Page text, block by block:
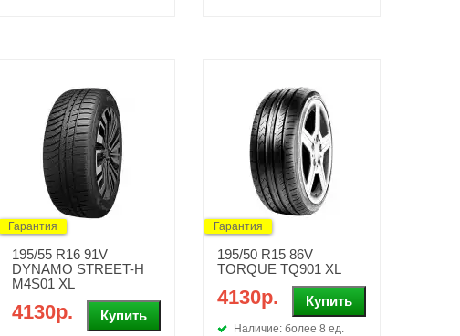
Гарантия
195/55 R16 91V
DYNAMO STREET-H
M4S01 XL
4130р.
Гарантия
195/50 R15 86V
TORQUE TQ901 XL
4130р.
Наличие: более 8 ед.